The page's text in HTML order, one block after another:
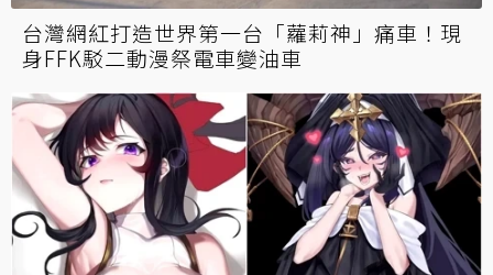
台灣網紅打造世界第一台「蘿莉神」痛車！現
身FFK駁二動漫祭電車變油車